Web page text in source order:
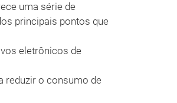
uma série de
principais pontos que
eletrônicos de
reduzir o consumo de